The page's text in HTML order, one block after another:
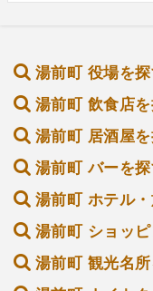
湯前町 役場を
湯前町 飲食店
湯前町 居酒屋
湯前町 バーを
湯前町 ホテル
湯前町 ショッ
湯前町 観光名